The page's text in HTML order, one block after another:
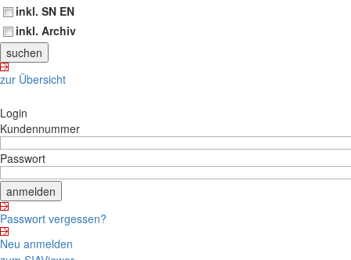
inkl. SN EN
inkl. Archiv
zur Übersicht
Login
Kundennummer
Passwort
Passwort vergessen?
Neu anmelden